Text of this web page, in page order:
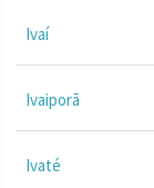
Ivaí
Ivaiporã
Ivaté